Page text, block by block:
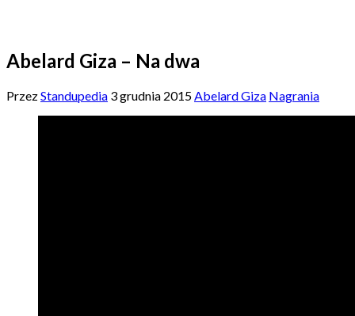
Abelard Giza – Na dwa
PrzezStandupedia 3 grudnia 2015Abelard Giza Nagrania